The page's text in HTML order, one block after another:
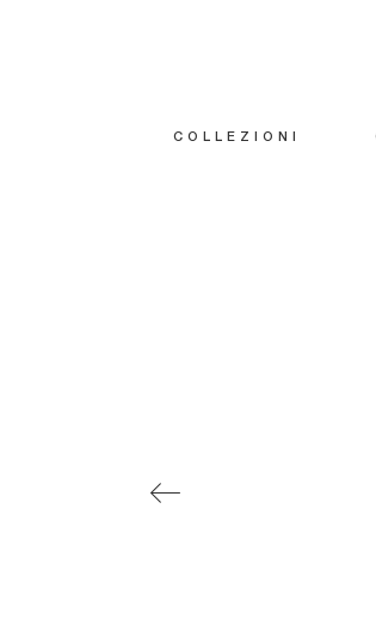
COLLEZIONI